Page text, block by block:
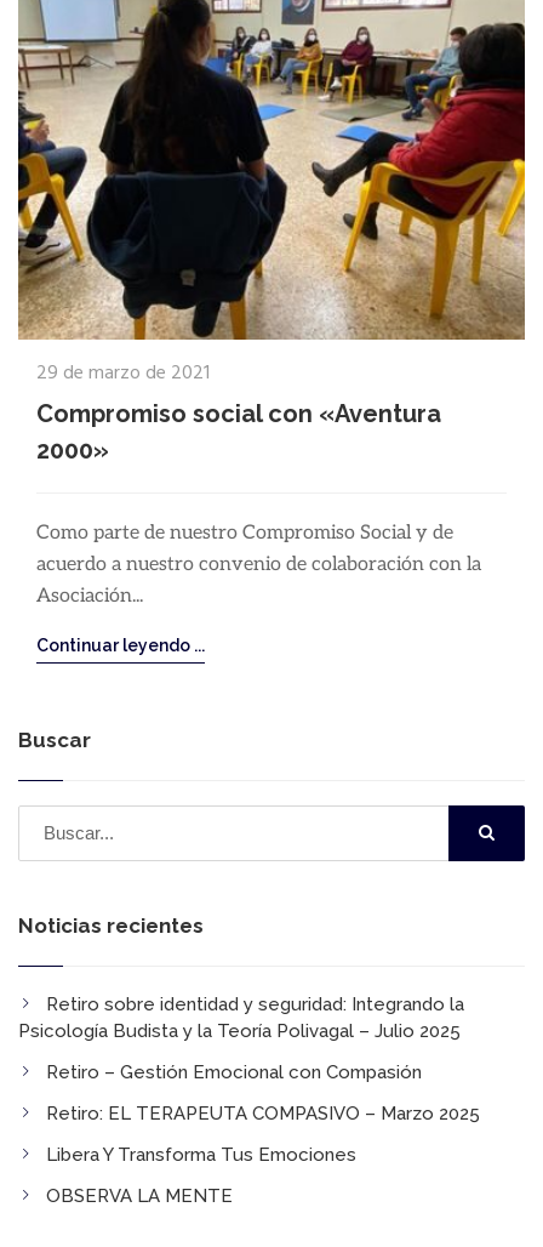
29 de marzo de 2021
Compromiso social con «Aventura
2000»
Como parte de nuestro Compromiso Social y de
acuerdo a nuestro convenio de colaboración con la
Asociación...
Continuar leyendo ...
Buscar
Noticias recientes
Retiro sobre identidad y seguridad:​ Integrando la
Psicología Budista y la Teoría Polivagal​ – Julio 2025
Retiro – Gestión Emocional con Compasión
Retiro: EL TERAPEUTA COMPASIVO​ – Marzo 2025
Libera Y Transforma Tus Emociones​
OBSERVA LA MENTE​